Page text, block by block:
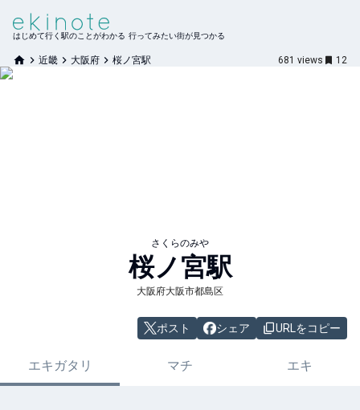
はじめて行く駅のことがわかる 行ってみたい街が見つかる
近畿 大阪府 桜ノ宮駅 681 views 12
さくらのみや
桜ノ宮駅
大阪府大阪市都島区
ポスト シェア URLをコピー
エキガタリ マチ エキ